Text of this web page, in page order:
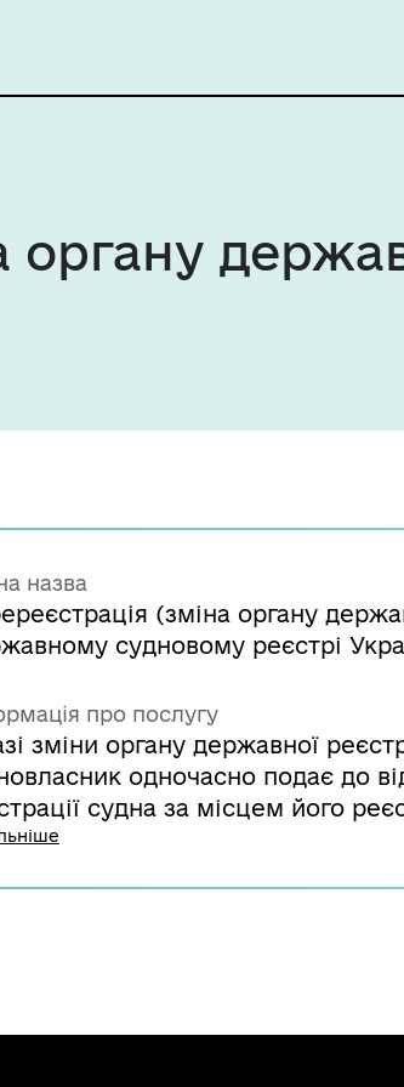
органу
назва
(зміна органу
судновому реєстрі
про послугу
зміни органу державної
одночасно подає до
судна за місцем його
в установленому